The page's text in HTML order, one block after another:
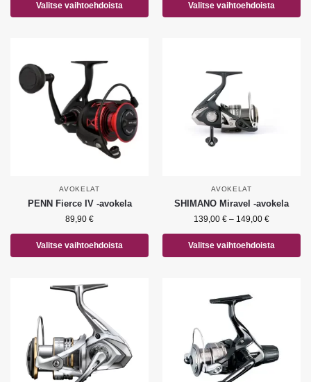
Valitse vaihtoehdoista Valitse vaihtoehdoista
AVOKELAT
PENN Fierce IV -avokela
89,90 €
Valitse vaihtoehdoista
AVOKELAT
SHIMANO Miravel -avokela
139,00 € – 149,00 €
Valitse vaihtoehdoista